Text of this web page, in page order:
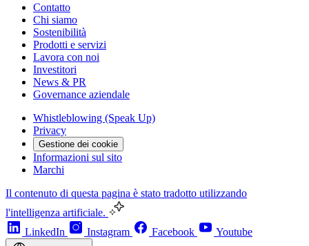
Contatto
Chi siamo
Sostenibilità
Prodotti e servizi
Lavora con noi
Investitori
News & PR
Governance aziendale
Whistleblowing (Speak Up)
Privacy
Gestione dei cookie
Informazioni sul sito
Marchi
Il contenuto di questa pagina è stato tradotto utilizzando
l'intelligenza artificiale.
LinkedIn
Instagram Facebook Youtube